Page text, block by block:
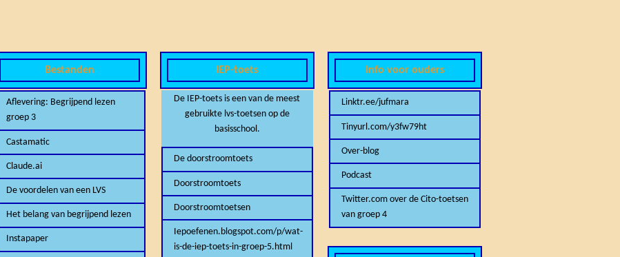
Bestanden
Aflevering: Begrijpend lezen
groep 3
Castamatic
Claude.ai
De voordelen van een LVS
Het belang van begrijpend lezen
Instapaper
IEP-toets
De IEP-toets is een van de meest
gebruikte lvs-toetsen op de
basisschool.
De doorstroomtoets
Doorstroomtoets
Doorstroomtoetsen
Iepoefenen.blogspot.com/p/wat-
is-de-iep-toets-in-groep-5.html
Info voor ouders
Linktr.ee/jufmara
Tinyurl.com/y3fw79ht
Over-blog
Podcast
Twitter.com over de Cito-toetsen
van groep 4